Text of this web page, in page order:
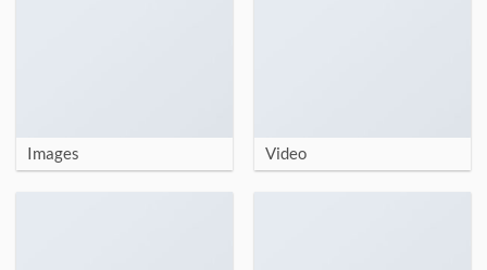
Images Video